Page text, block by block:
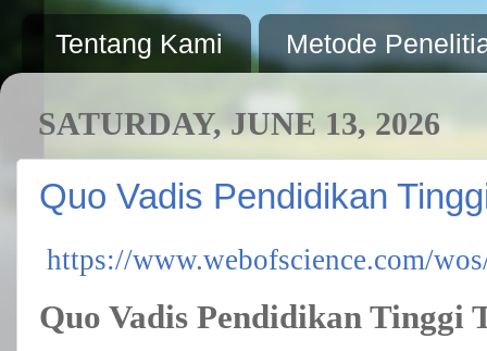
Tentang Kami Metode
SATURDAY, JUNE 13, 2026
Quo Vadis Pendidikan
https://www.webofscience.com/
Quo Vadis Pendidikan Tinggi